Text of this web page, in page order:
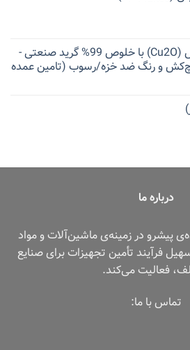
اکسید کاپروس (Cu2O) با خلوص 99% گرید صنعتی -
و رنگ ضد خزه/رسوب (تامین عمده
درباره ما
پیشرو در زمینه‌ی ماشین‌آلات و مواد
فرآیند تأمین تجهیزات برای صنایع
فعالیت می‌کند.
تماس با ما: